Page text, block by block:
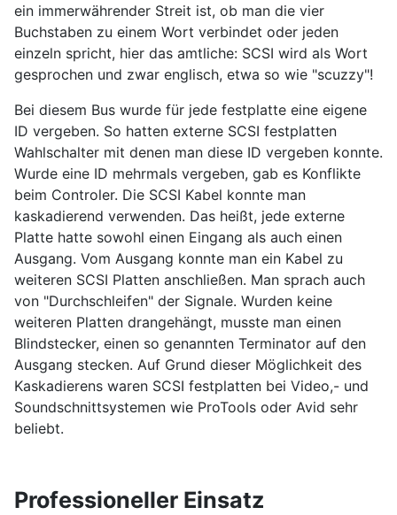
ein immerwährender Streit ist, ob man die vier
Buchstaben zu einem Wort verbindet oder jeden
einzeln spricht, hier das amtliche: SCSI wird als Wort
gesprochen und zwar englisch, etwa so wie "scuzzy"!
Bei diesem Bus wurde für jede festplatte eine eigene
ID vergeben. So hatten externe SCSI festplatten
Wahlschalter mit denen man diese ID vergeben konnte.
Wurde eine ID mehrmals vergeben, gab es Konflikte
beim Controler. Die SCSI Kabel konnte man
kaskadierend verwenden. Das heißt, jede externe
Platte hatte sowohl einen Eingang als auch einen
Ausgang. Vom Ausgang konnte man ein Kabel zu
weiteren SCSI Platten anschließen. Man sprach auch
von "Durchschleifen" der Signale. Wurden keine
weiteren Platten drangehängt, musste man einen
Blindstecker, einen so genannten Terminator auf den
Ausgang stecken. Auf Grund dieser Möglichkeit des
Kaskadierens waren SCSI festplatten bei Video,- und
Soundschnittsystemen wie ProTools oder Avid sehr
beliebt.
Professioneller Einsatz